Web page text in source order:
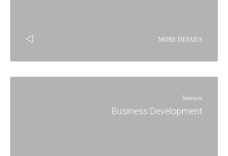
MORE DETAILS
Services
Business Development